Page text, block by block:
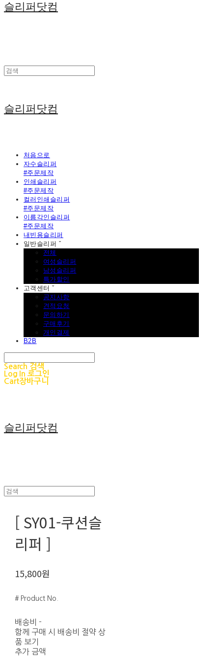
슬리퍼닷컴
슬리퍼닷컴
처음으로
자수슬리퍼
#주문제작
인쇄슬리퍼
#주문제작
컬러인쇄슬리퍼
#주문제작
이름각인슬리퍼
#주문제작
내빈용슬리퍼
일반슬리퍼 ˇ
전체
여성슬리퍼
남성슬리퍼
특가할인
고객센터 ˇ
공지사항
견적요청
문의하기
구매후기
개인결제
B2B
Search 검색
Log In 로그인
Cart장바구니
슬리퍼닷컴
[ SY01-쿠션슬
리퍼 ]
15,800원
# Product No.
배송비 -
함께 구매 시 배송비 절약 상
품 보기
추가 금액